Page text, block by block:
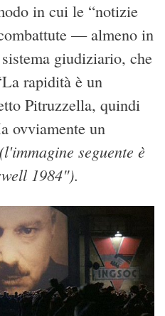
in cui le “notizie
— almeno in
giudiziario, che
rapidità è un
Pitruzzella, quindi
ovviamente un
(l'immagine seguente è
1984").